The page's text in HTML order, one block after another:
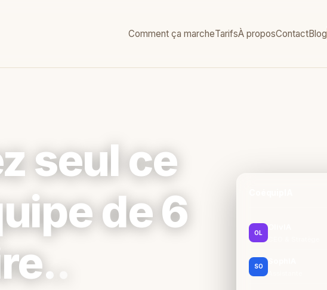
Comment ça marcheTarifsÀ proposContactBlog
seul ce
de 6
OL
SO